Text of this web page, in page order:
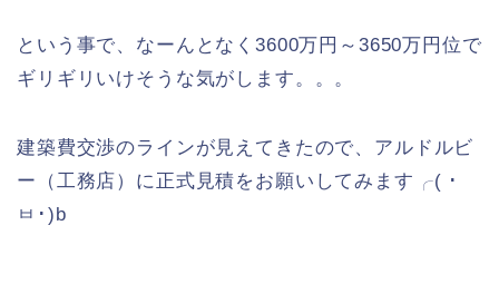
という事で、なーんとなく3600万円～3650万円位で
ギリギリいけそうな気がします。。。
建築費交渉のラインが見えてきたので、アルドルビ
ー（工務店）に正式見積をお願いしてみます╭( ･
ㅂ･)b